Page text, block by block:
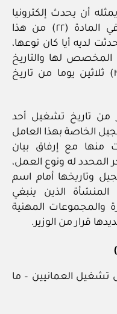
أن يحدث إلكترونيا
استمارة البيانات المشار إليها في المادة (٢٢) من هذا
لديه أيا كان نوعها،
المخصص لها والتاريخ
المحدد لشغلها، وذلك خلال (٣٠) ثلاثين يوما من تاريخ
تاريخ تشغيل أحد
الخاصة بهذا العامل
منها مع إرفاق بيان
المحدد له ونوع العمل،
وتاريخها أمام اسم
الذين ينبغي
المهنية
قرار من الوزير.
تشغيل العمانيين – ما